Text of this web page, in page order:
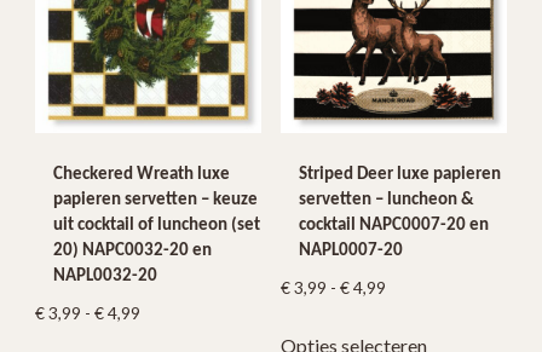
kan
gekozen
op
productpagina
Checkered Wreath luxe
papieren servetten – keuze
uit cocktail of luncheon (set
20) NAPC0032-20 en
NAPL0032-20
€3,99 - €4,99
Striped Deer luxe papieren
servetten – luncheon &
cocktail NAPC0007-20 en
NAPL0007-20
€3,99 - €4,99Prijsklasse:
tot
Opties selecteren